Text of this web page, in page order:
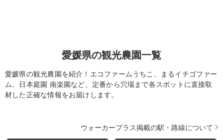
愛媛県の観光農園一覧
愛媛県の観光農園を紹介！エコファームうちこ、まるイチゴファー
ム、日本庭園 南楽園など、定番から穴場まで各スポットに直接取
材した正確な情報をお届けします。
ウォーカープラス掲載の駅・路線について